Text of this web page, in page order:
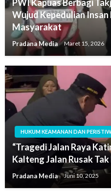
PWI Kapuas Berbagi
Wujud Kepedulian Insan
Masyarakat
Pradana Media Maret 15, 2026
HUKUM KEAMANAN DAN
“Tragedi Jalan Raya
Kalteng Jalan Rusak
Pradana Media Juni 10, 2025